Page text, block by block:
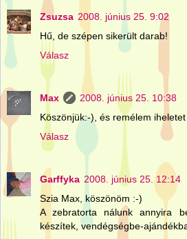
Zsuzsa 2008. június 25. 9:02
Hű, de szépen sikerült darab!
Válasz
Max
2008. június 25. 10:38
Köszönjük:-), és remélem
Válasz
Garffyka 2008. június 25. 12:14
Szia Max, köszönöm :-)
A zebratorta nálunk annyira
készítek, vendégségbe-